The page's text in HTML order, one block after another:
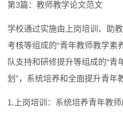
第3篇：教师教学论文范文
学校通过实施由上岗培训、助
考核等组成的“青年教师教学素
队支持和研修提升等组成的“青
划”，系统培养和全面提升青年
1.上岗培训：系统培养青年教